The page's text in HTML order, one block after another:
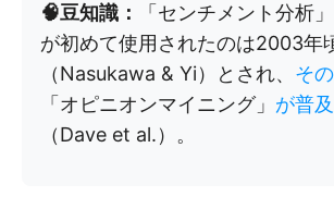
🧠豆知識：
「センチメント分析
が初めて使用されたのは2003年
（Nasukawa & Yi）とされ、 そ
「オピニオンマイニング」 が普
（Dave et al.）。